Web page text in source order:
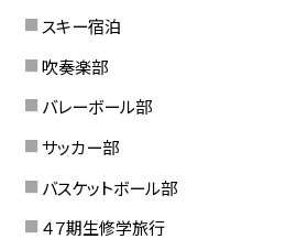
スキー宿泊
吹奏楽部
バレーボール部
サッカー部
バスケットボール部
４７期生修学旅行